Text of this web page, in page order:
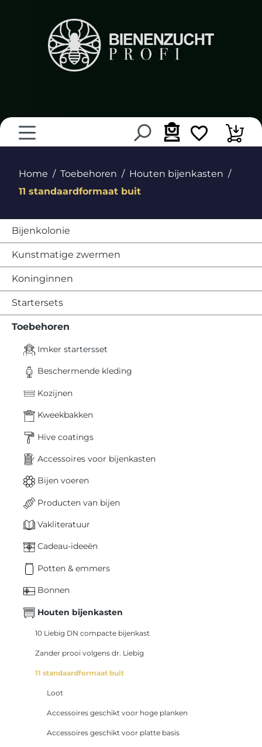
Home Toebehoren
Houten bijenkasten
11 standaardformaat buit
Bijenkolonie
Kunstmatige zwermen
Koninginnen
Startersets
Toebehoren
Imker startersset
Beschermende kleding
Kozijnen
Kweekbakken
Hive coatings
Accessoires voor bijenkasten
Bijen voeren
Producten van bijen
Vakliteratuur
Cadeau-ideeën
Potten & emmers
Bonnen
Houten bijenkasten
10 Liebig DN compacte bijenkast
Zander prooi volgens dr. Liebig
11 standaardformaat buit
Loot
Accessoires geschikt voor hoge planken
Accessoires geschikt voor platte basis